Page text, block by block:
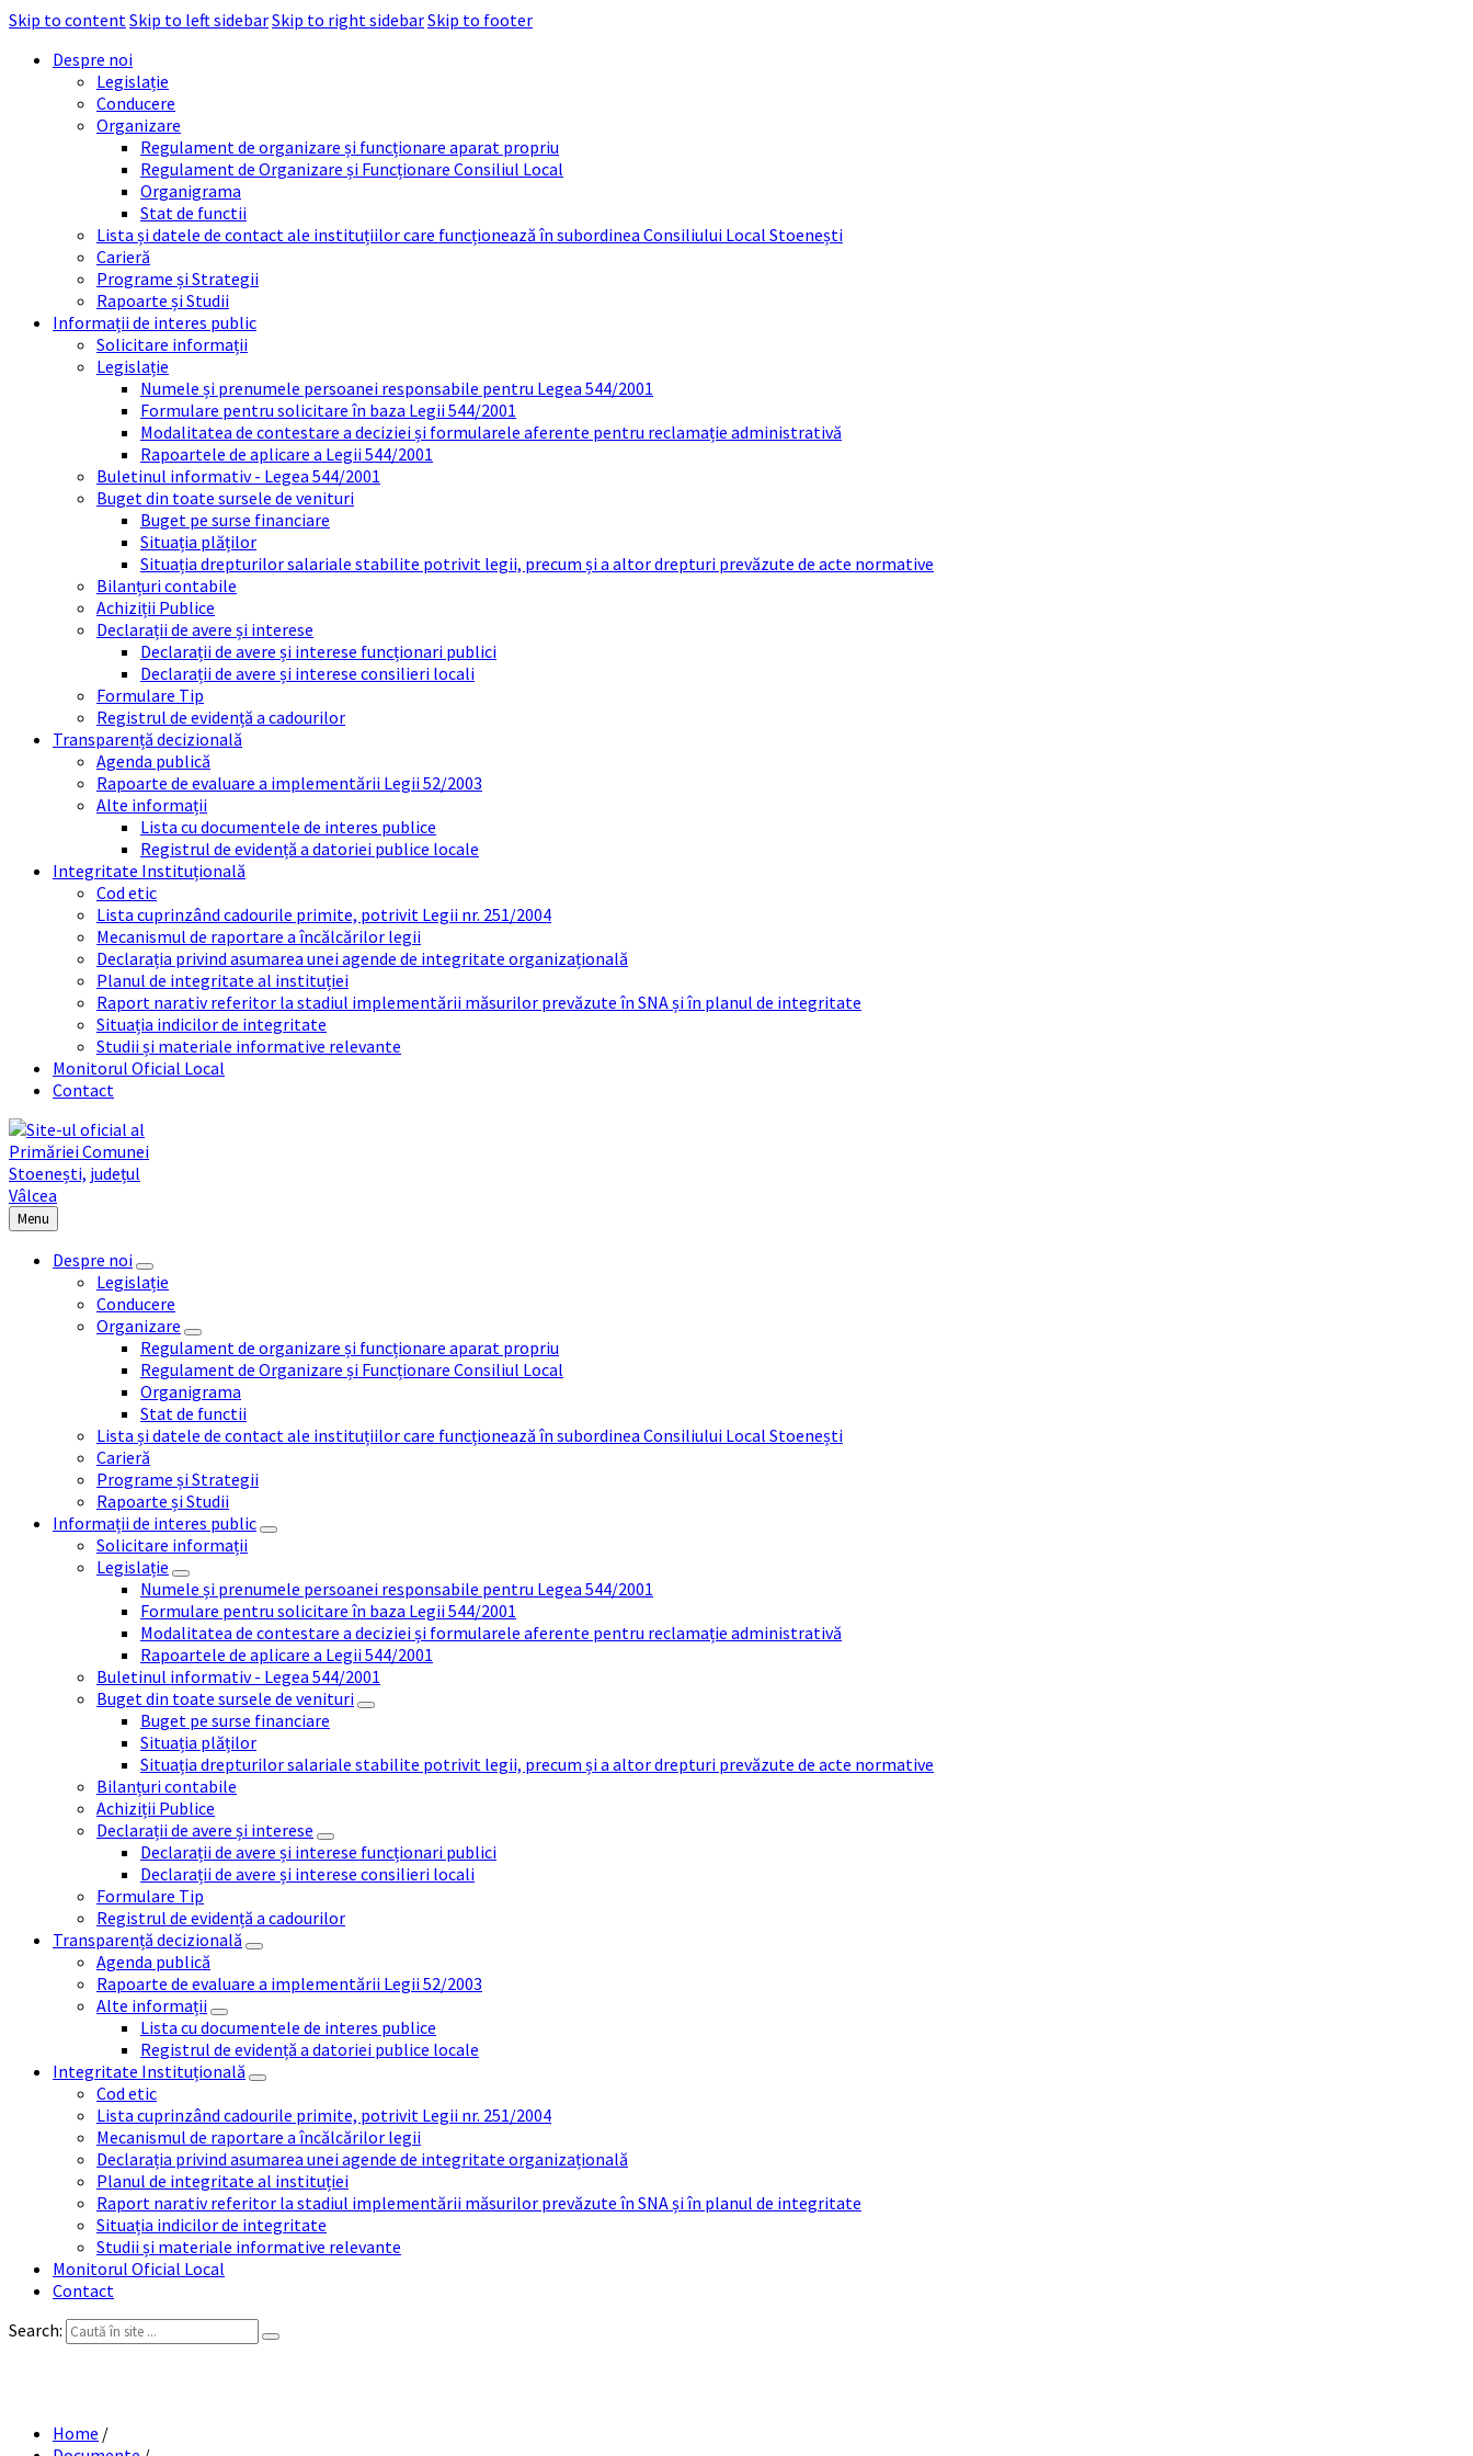
Skip to contentSkip to left sidebarSkip to right sidebarSkip to footer
Despre noi
Legislație
Conducere
Organizare
Regulament de organizare și funcționare aparat propriu
Regulament de Organizare și Funcționare Consiliul Local
Organigrama
Stat de functii
Lista și datele de contact ale instituțiilor care funcționează în subordinea Consiliului Local Stoenești
Carieră
Programe și Strategii
Rapoarte și Studii
Informații de interes public
Solicitare informații
Legislație
Numele și prenumele persoanei responsabile pentru Legea 544/2001
Formulare pentru solicitare în baza Legii 544/2001
Modalitatea de contestare a deciziei și formularele aferente pentru reclamație administrativă
Rapoartele de aplicare a Legii 544/2001
Buletinul informativ - Legea 544/2001
Buget din toate sursele de venituri
Buget pe surse financiare
Situația plăților
Situația drepturilor salariale stabilite potrivit legii, precum și a altor drepturi prevăzute de acte normative
Bilanțuri contabile
Achiziții Publice
Declarații de avere și interese
Declarații de avere și interese funcționari publici
Declarații de avere și interese consilieri locali
Formulare Tip
Registrul de evidență a cadourilor
Transparență decizională
Agenda publică
Rapoarte de evaluare a implementării Legii 52/2003
Alte informații
Lista cu documentele de interes publice
Registrul de evidență a datoriei publice locale
Integritate Instituțională
Cod etic
Lista cuprinzând cadourile primite, potrivit Legii nr. 251/2004
Mecanismul de raportare a încălcărilor legii
Declarația privind asumarea unei agende de integritate organizațională
Planul de integritate al instituției
Raport narativ referitor la stadiul implementării măsurilor prevăzute în SNA și în planul de integritate
Situația indicilor de integritate
Studii și materiale informative relevante
Monitorul Oficial Local
Contact
Menu
Despre noi
Legislație
Conducere
Organizare
Regulament de organizare și funcționare aparat propriu
Regulament de Organizare și Funcționare Consiliul Local
Organigrama
Stat de functii
Lista și datele de contact ale instituțiilor care funcționează în subordinea Consiliului Local Stoenești
Carieră
Programe și Strategii
Rapoarte și Studii
Informații de interes public
Solicitare informații
Legislație
Numele și prenumele persoanei responsabile pentru Legea 544/2001
Formulare pentru solicitare în baza Legii 544/2001
Modalitatea de contestare a deciziei și formularele aferente pentru reclamație administrativă
Rapoartele de aplicare a Legii 544/2001
Buletinul informativ - Legea 544/2001
Buget din toate sursele de venituri
Buget pe surse financiare
Situația plăților
Situația drepturilor salariale stabilite potrivit legii, precum și a altor drepturi prevăzute de acte normative
Bilanțuri contabile
Achiziții Publice
Declarații de avere și interese
Declarații de avere și interese funcționari publici
Declarații de avere și interese consilieri locali
Formulare Tip
Registrul de evidență a cadourilor
Transparență decizională
Agenda publică
Rapoarte de evaluare a implementării Legii 52/2003
Alte informații
Lista cu documentele de interes publice
Registrul de evidență a datoriei publice locale
Integritate Instituțională
Cod etic
Lista cuprinzând cadourile primite, potrivit Legii nr. 251/2004
Mecanismul de raportare a încălcărilor legii
Declarația privind asumarea unei agende de integritate organizațională
Planul de integritate al instituției
Raport narativ referitor la stadiul implementării măsurilor prevăzute în SNA și în planul de integritate
Situația indicilor de integritate
Studii și materiale informative relevante
Monitorul Oficial Local
Contact
Search:
Home /